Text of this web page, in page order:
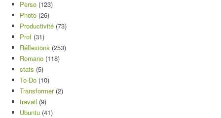
Perso (123)
Photo (26)
Productivité (73)
Prof (31)
Réflexions (253)
Romano (118)
stats (5)
To-Do (10)
Transformer(2)
travail (9)
Ubuntu (41)